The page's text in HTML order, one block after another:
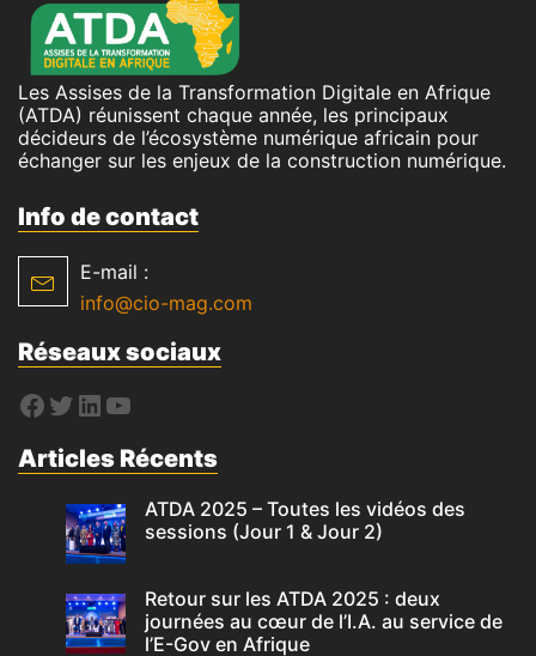
Les Assises de la Transformation Digitale en Afrique
(ATDA) réunissent chaque année, les principaux
décideurs de l’écosystème numérique africain pour
échanger sur les enjeux de la construction numérique.
Info de contact
E-mail :
info@cio-mag.com
Réseaux sociaux
Articles Récents
ATDA 2025 – Toutes les vidéos des
sessions (Jour 1 & Jour 2)
Retour sur les ATDA 2025 : deux
journées au cœur de l’I.A. au service de
l’E-Gov en Afrique